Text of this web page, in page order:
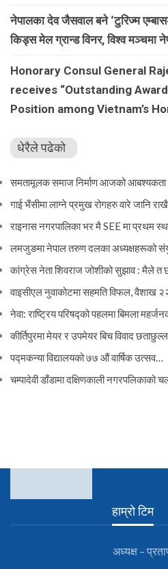
नेपालका देव जैसवाल बने ‘टुरिज्म
किड्स मेल ग्रान्ड विनर, विश्व मञ्चमा
Honorary Consul General
receives “Outstanding
Position among Vietnam’s
धेरैले पढेको
समतामूलक समाज निर्माण आजको आबश्यकता
गाई भैंसीमा लाग्ने प्रमुख रोगहरु वारे जानि
राइनास नगरपालिका भर मै SEE मा प्रथम
लमजुङमा नेपाल तरुण दलका अध्यक्षहरूको
कांग्रेस नेता शिवराज जोशीको सुझाव : मैले त
वाइसीएल नुवाकोटमा सहमति विफल, वैशाख
नेवा: राष्ट्रिय परिषद्को पहलमा बिमला
कीर्तिपुरमा मेयर र उपमेयर बिच विवाद छताछुल्ल
पद्मकन्या विद्यालयको ७७ औं ‌‌वार्षिक ‌उत्सव…
चम्पादेवी डाँडामा दक्षिणकाली नगरपलिकाको
हाम्रो टिम
अध्यक्ष –